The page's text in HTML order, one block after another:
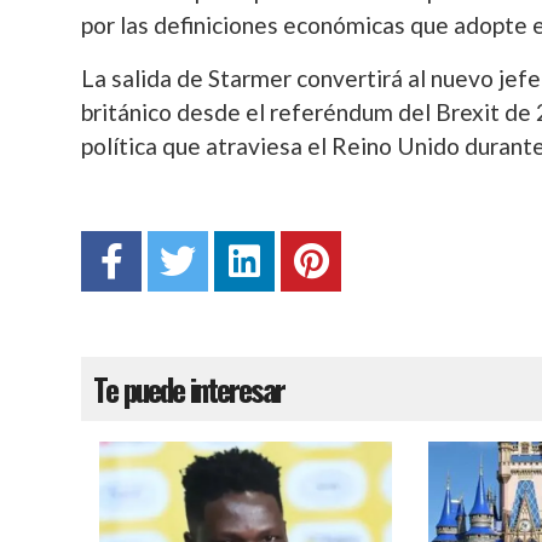
por las definiciones económicas que
La salida de Starmer convertirá al nuevo
británico desde el referéndum del Brexit de
política que atraviesa el Reino Unido
Te puede interesar